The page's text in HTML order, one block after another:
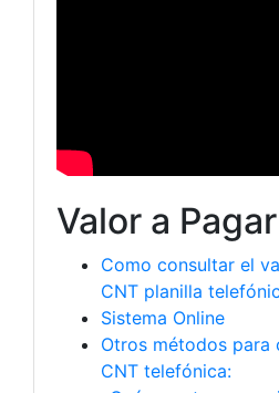
Valor a
Como consultar el
CNT planilla
Sistema Online
Otros métodos para
CNT telefónica: